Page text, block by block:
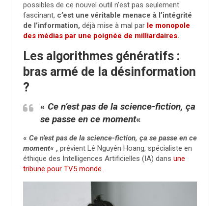
possibles de ce nouvel outil n’est pas seulement
fascinant, c’est une véritable menace à l’intégrité
de l’information, déjà mise à mal par le monopole
des médias par une poignée de milliardaires.
Les algorithmes génératifs :
bras armé de la désinformation
?
« Ce n’est pas de la science-fiction, ça
se passe en ce moment«
« Ce n’est pas de la science-fiction, ça se passe en ce
moment« , prévient Lê Nguyên Hoang, spécialiste en
éthique des Intelligences Artificielles (IA) dans une
tribune pour TV5 monde.